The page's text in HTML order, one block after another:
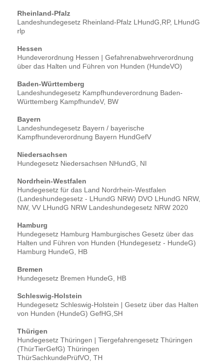
Rheinland-Pfalz
Landeshundegesetz Rheinland-Pfalz LHundG,RP, LHundG
rlp
Hessen
Hundeverordnung Hessen | Gefahrenabwehrverordnung
über das Halten und Führen von Hunden (HundeVO)
Baden-Württemberg
Landeshundegesetz Kampfhundeverordnung Baden-
Württemberg KampfhundeV, BW
Bayern
Landeshundegesetz Bayern / bayerische
Kampfhundeverordnung Bayern HundGefV
Niedersachsen
Hundegesetz Niedersachsen NHundG, NI
Nordrhein-Westfalen
Hundegesetz für das Land Nordrhein-Westfalen
(Landeshundegesetz - LHundG NRW) DVO LHundG NRW,
NW, VV LHundG NRW Landeshundegesetz NRW 2020
Hamburg
Hundegesetz Hamburg Hamburgisches Gesetz über das
Halten und Führen von Hunden (Hundegesetz - HundeG)
Hamburg HundeG, HB
Bremen
Hundegesetz Bremen HundeG, HB
Schleswig-Holstein
Hundegesetz Schleswig-Holstein | Gesetz über das Halten
von Hunden (HundeG) GefHG,SH
Thürigen
Hundegesetz Thüringen | Tiergefahrengesetz Thüringen
(ThürTierGefG) Thüringen
ThürSachkundePrüfVO, TH